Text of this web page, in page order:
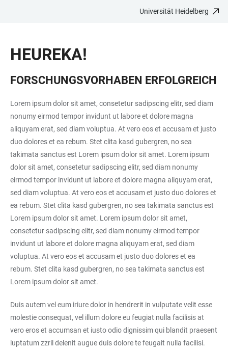
BARRIEREFREIHEIT
Universität Heidelberg
HEUREKA!
FORSCHUNGSVORHABEN ERFOLGREICH
Lorem ipsum dolor sit amet, consetetur sadipscing elitr, sed diam
nonumy eirmod tempor invidunt ut labore et dolore magna
aliquyam erat, sed diam voluptua. At vero eos et accusam et justo
duo dolores et ea rebum. Stet clita kasd gubergren, no sea
takimata sanctus est Lorem ipsum dolor sit amet. Lorem ipsum
dolor sit amet, consetetur sadipscing elitr, sed diam nonumy
eirmod tempor invidunt ut labore et dolore magna aliquyam erat,
sed diam voluptua. At vero eos et accusam et justo duo dolores et
ea rebum. Stet clita kasd gubergren, no sea takimata sanctus est
Lorem ipsum dolor sit amet. Lorem ipsum dolor sit amet,
consetetur sadipscing elitr, sed diam nonumy eirmod tempor
invidunt ut labore et dolore magna aliquyam erat, sed diam
voluptua. At vero eos et accusam et justo duo dolores et ea
rebum. Stet clita kasd gubergren, no sea takimata sanctus est
Lorem ipsum dolor sit amet.
Duis autem vel eum iriure dolor in hendrerit in vulputate velit esse
molestie consequat, vel illum dolore eu feugiat nulla facilisis at
vero eros et accumsan et iusto odio dignissim qui blandit praesent
luptatum zzril delenit augue duis dolore te feugait nulla facilisi.